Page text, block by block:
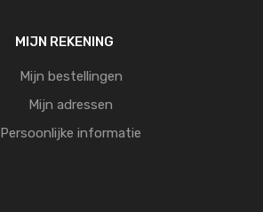
MIJN REKENING
Mijn bestellingen
Mijn adressen
Persoonlijke informatie